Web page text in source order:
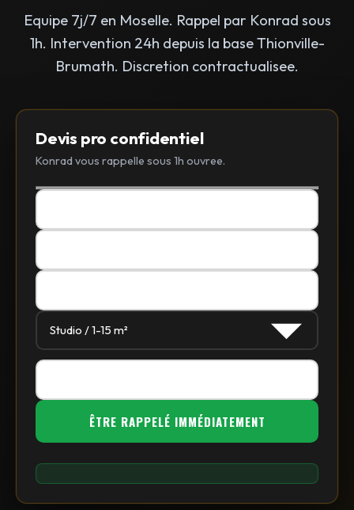
Equipe 7j/7 en Moselle. Rappel par Konrad sous
1h. Intervention 24h depuis la base Thionville-
Brumath. Discretion contractualisee.
Devis pro confidentiel
Konrad vous rappelle sous 1h ouvree.